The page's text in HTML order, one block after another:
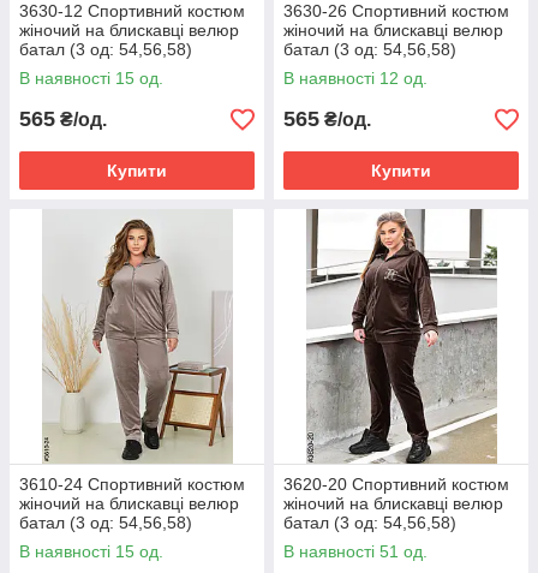
3630-12 Спортивний костюм
жіночий на блискавці велюр
батал (3 од: 54,56,58)
В наявності 15 од.
565 ₴/од.
Купити
3630-26 Спортивний костюм
жіночий на блискавці велюр
батал (3 од: 54,56,58)
В наявності 12 од.
565 ₴/од.
Купити
3610-24 Спортивний костюм
жіночий на блискавці велюр
батал (3 од: 54,56,58)
В наявності 15 од.
3620-20 Спортивний костюм
жіночий на блискавці велюр
батал (3 од: 54,56,58)
В наявності 51 од.